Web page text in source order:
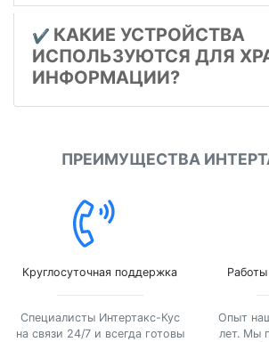
✔️ КАКИЕ УСТРОЙСТВА
ИСПОЛЬЗУЮТСЯ ДЛЯ
ИНФОРМАЦИИ?
ПРЕИМУЩЕСТВА
Круглосуточная поддержка
Специалисты Интертакс-Кус
на связи 24/7 и всегда готовы
Опыт
лет. Мы